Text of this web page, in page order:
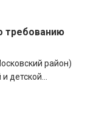
требованию
район)
детской...